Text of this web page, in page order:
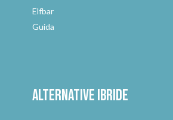
Elfbar
Guida
Alternativeibride